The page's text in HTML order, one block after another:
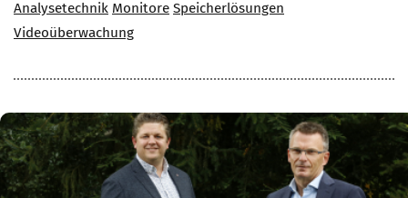
Analysetechnik Monitore Speicherlösungen
Videoüberwachung